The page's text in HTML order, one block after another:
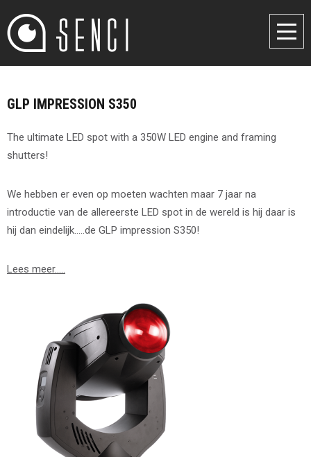
GLP IMPRESSION S350
The ultimate LED spot with a 350W LED engine and framing
shutters!
We hebben er even op moeten wachten maar 7 jaar na
introductie van de allereerste LED spot in de wereld is hij daar is
hij dan eindelijk…..de GLP impression S350!
Lees meer…..